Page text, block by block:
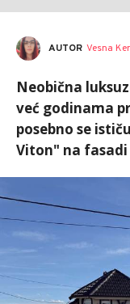
AUTOR Vesna
Neobična
već godinama
posebno se
Viton" na